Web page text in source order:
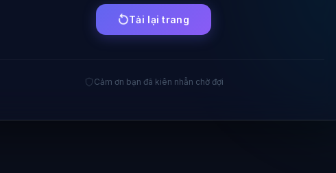
Tải lại trang
Cảm ơn bạn đã kiên nhẫn chờ đợi